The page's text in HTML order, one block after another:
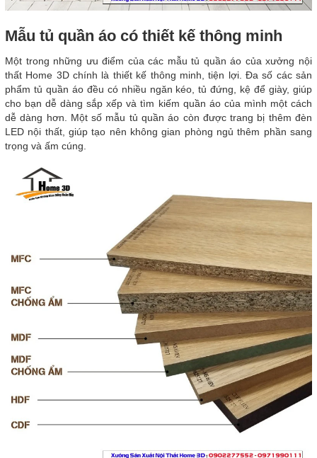
Mẫu tủ quần áo có thiết kế thông minh
Một trong những ưu điểm của các mẫu tủ quần áo của xưởng nội
thất Home 3D chính là thiết kế thông minh, tiện lợi. Đa số các sản
phẩm tủ quần áo đều có nhiều ngăn kéo, tủ đứng, kệ để giày, giúp
cho bạn dễ dàng sắp xếp và tìm kiếm quần áo của mình một cách
dễ dàng hơn. Một số mẫu tủ quần áo còn được trang bị thêm đèn
LED nội thất, giúp tạo nên không gian phòng ngủ thêm phần sang
trọng và ấm cúng.